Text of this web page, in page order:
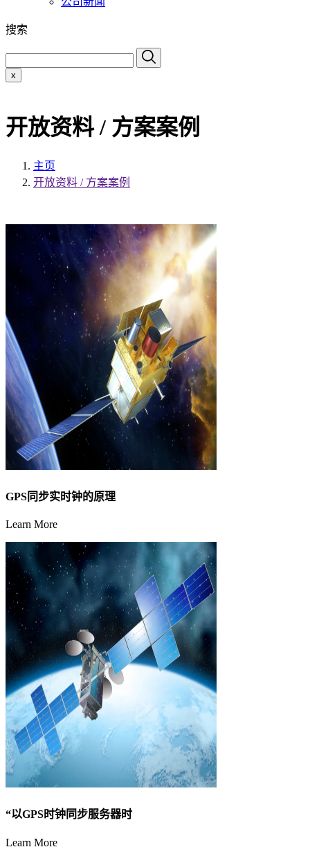
搜索
x
开放资料 / 方案案例
主页
开放资料 / 方案案例
GPS同步实时钟的原理
Learn More
“以GPS时钟同步服务器时
Learn More